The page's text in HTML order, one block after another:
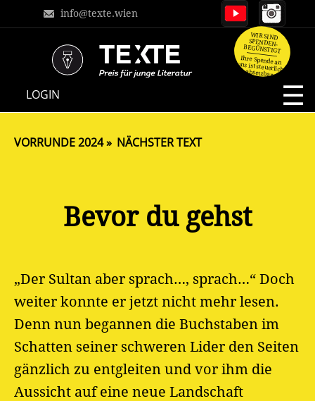
info@texte.wien
LOGIN
WIR SIND
SPENDEN-
BEGÜNSTIGT
Ihre Spende an
uns ist steuerlich
absetzbar.
Bevor du gehst
„Der Sultan aber sprach…, sprach…“ Doch
weiter konnte er jetzt nicht mehr lesen.
Denn nun begannen die Buchstaben im
Schatten seiner schweren Lider den Seiten
gänzlich zu entgleiten und vor ihm die
Aussicht auf eine neue Landschaft
VORRUNDE 2024 NÄCHSTER TEXT